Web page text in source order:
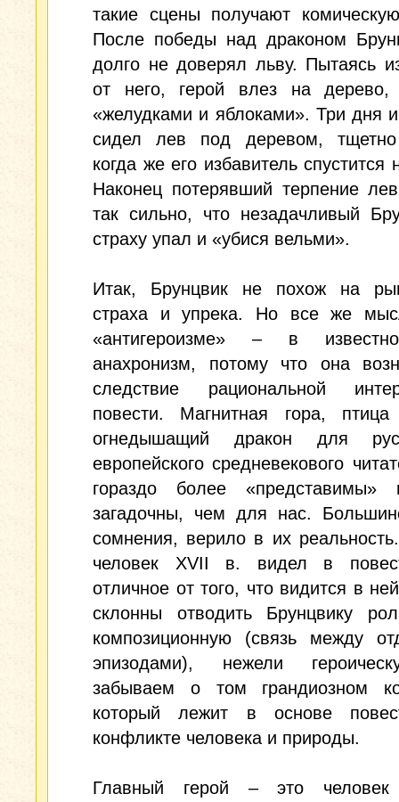
такие сцены получают
После победы над драконом
долго не доверял льву. Пытаясь
от него, герой влез на дерево,
«желудками и яблоками». Три дня
сидел лев под деревом,
когда же его избавитель
Наконец потерявший терпение
так сильно, что незадачливый
страху упал и «убися вельми».
Итак, Брунцвик не похож на
страха и упрека. Но все же
«антигероизме» – в
анахронизм, потому что она
следствие рациональной
повести. Магнитная гора,
огнедышащий дракон для
европейского средневекового
гораздо более
загадочны, чем для нас.
сомнения, верило в их
человек XVII в. видел в
отличное от того, что видится в
склонны отводить Брунцвику
композиционную (связь между
эпизодами), нежели
забываем о том грандиозном
который лежит в основе
конфликте человека и природы.
Главный герой – это человек